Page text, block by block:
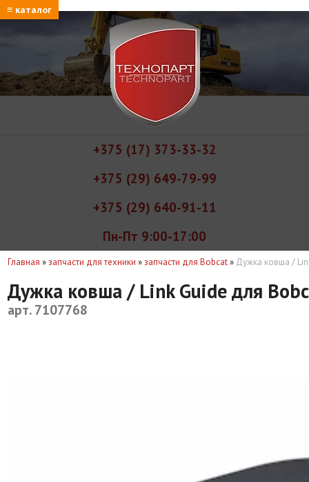
≡ каталог
+375 (17) 373-33-32
+375 (29) 649-79-99
+375 (29) 640-91-11
Пн-Пт 9:00-17:00
Главная »запчасти для техники »запчасти для Bobcat» Дужка ковша /
Дужка ковша / Link Guide для
арт. 7107768